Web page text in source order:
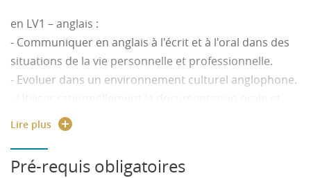
en LV1 – anglais :
- Communiquer en anglais à l'écrit et à l'oral dans des
situations de la vie personnelle et professionnelle.
- Evoluer dans un environnement culturel anglophone.
écrite en anglais (documents écrits, audios et videos)
en LV2 Allemand (avancé ) :
- présenter une entreprise à l'oral ,
Lire plus
Pré-requis obligatoires